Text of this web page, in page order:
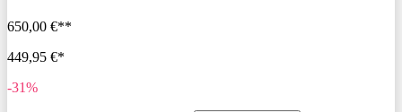
650,00 €**
449,95 €*
-31%